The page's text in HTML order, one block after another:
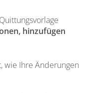
hinzufügen
wie Ihre Änderungen